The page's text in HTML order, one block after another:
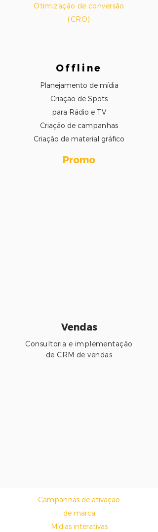
Otimização deconversão
(CRO)
Offline
Planejamento de mídia
Criação de Spots
para Rádio e TV
Criação de campanhas
Criação de material gráfico
Promo
Vendas
Consultoria e implementação
de CRM de vendas
Campanhas de ativação
de marca
Mídias interativas